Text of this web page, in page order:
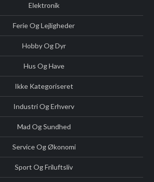
Elektronik
Ferie Og Lejligheder
Hobby Og Dyr
Hus Og Have
Ikke Kategoriseret
Industri Og Erhverv
Mad Og Sundhed
Service Og Økonomi
Sport Og Friluftsliv